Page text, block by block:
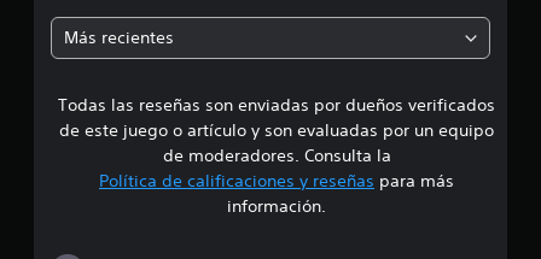
i
a
d
Más recientes
Todas las reseñas son enviadas por dueños verificados
de este juego o artículo y son evaluadas por un equipo
de moderadores. Consulta la
Política de calificaciones y reseñas para más
información.